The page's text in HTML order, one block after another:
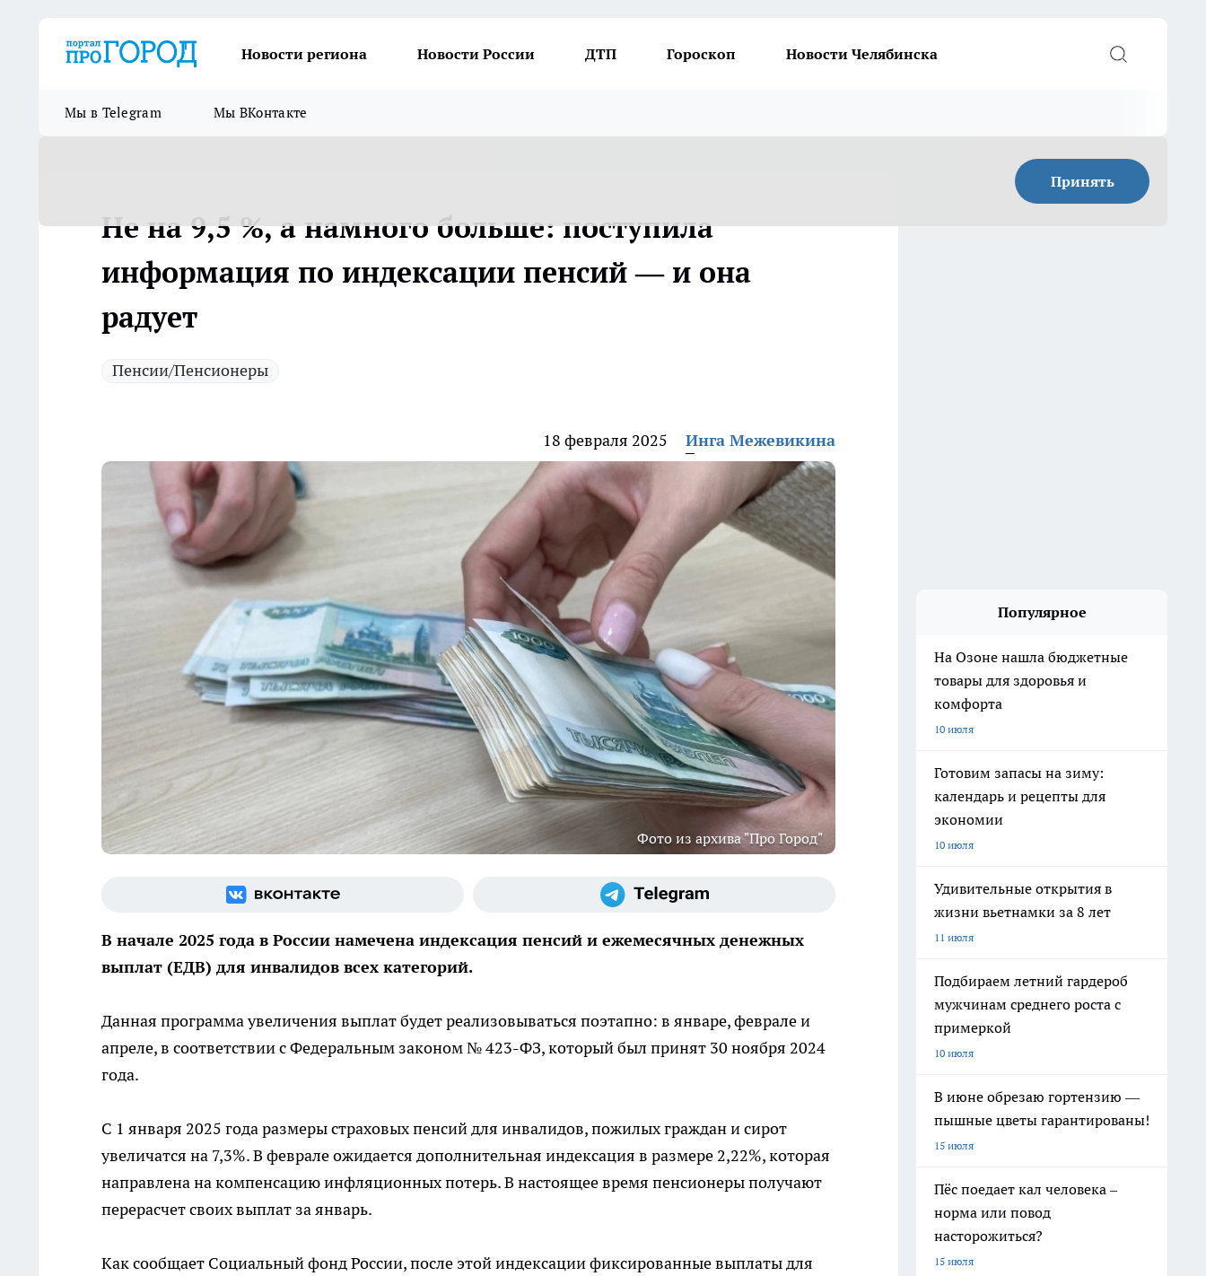
Новости региона Новости России ДТП Гороскоп Новости Челябинска
Мы в Telegram Мы ВКонтакте
Принять
Не на 9,5 %, а намного больше: поступила
информация по индексации пенсий — и она
радует
Пенсии/Пенсионеры
18 февраля 2025 Инга Межевикина
Фото из архива "Про Город"
В начале 2025 года в России намечена индексация пенсий и ежемесячных денежных
выплат (ЕДВ) для инвалидов всех категорий.
Данная программа увеличения выплат будет реализовываться поэтапно: в январе, феврале и
апреле, в соответствии с Федеральным законом № 423-ФЗ, который был принят 30 ноября 2024
года.
С 1 января 2025 года размеры страховых пенсий для инвалидов, пожилых граждан и сирот
увеличатся на 7,3%. В феврале ожидается дополнительная индексация в размере 2,22%, которая
направлена на компенсацию инфляционных потерь. В настоящее время пенсионеры получают
перерасчет своих выплат за январь.
Как сообщает Социальный фонд России, после этой индексации фиксированные выплаты для
Популярное
На Озоне нашла бюджетные
товары для здоровья и
комфорта
10 июля
Готовим запасы на зиму:
календарь и рецепты для
экономии
10 июля
Удивительные открытия в
жизни вьетнамки за 8 лет
11 июля
Подбираем летний гардероб
мужчинам среднего роста с
примеркой
10 июля
В июне обрезаю гортензию —
пышные цветы гарантированы!
15 июля
Пёс поедает кал человека –
норма или повод
насторожиться?
15 июля